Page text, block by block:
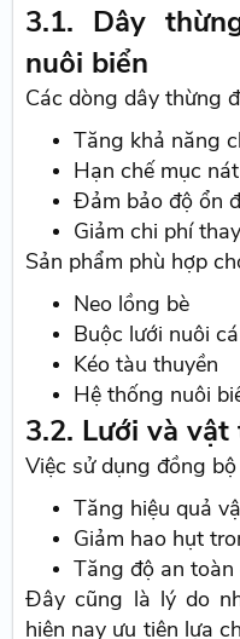
3.1. Dây
nuôi biển
Các dòng dây thừng
Tăng khả năng
Hạn chế mục
Đảm bảo độ ổn
Giảm chi phí
Sản phẩm phù hợp
Neo lồng bè
Buộc lưới nuôi cá
Kéo tàu thuyền
Hệ thống nuôi
3.2. Lưới và
Việc sử dụng đồng
Tăng hiệu quả
Giảm hao hụt
Tăng độ an
Đây cũng là lý do
hiện nay ưu tiên lựa